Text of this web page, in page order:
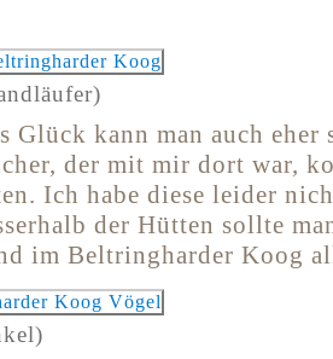
Glück kann man auch eher
der mit mir dort war,
Ich habe diese leider
der Hütten sollte
im Beltringharder Koog